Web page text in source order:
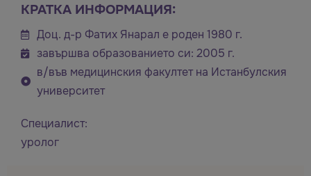
КРАТКА ИНФОРМАЦИЯ:
Доц. д-р Фатих Янарал е роден 1980 г.
завършва образованието си: 2005 г.
в/във медицинския факултет на Истанбулския
университет
Специалист:
уролог